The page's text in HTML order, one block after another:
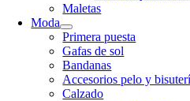
Maletas
Moda
Primera puesta
Gafas de sol
Bandanas
Accesorios pelo y
Calzado